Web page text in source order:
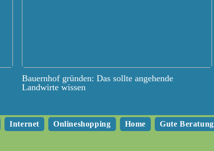
Bauernhof gründen: Das sollte angehende
Landwirte wissen
Internet Onlineshopping Home Gute Beratung